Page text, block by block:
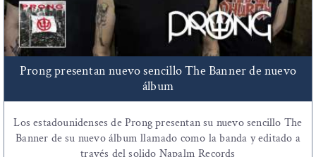
Prong presentan nuevo sencillo The Banner de nuevo
álbum
Los estadounidenses de Prong presentan su nuevo sencillo The
Banner de su nuevo álbum llamado como la banda y editado a
través del solido Napalm Records